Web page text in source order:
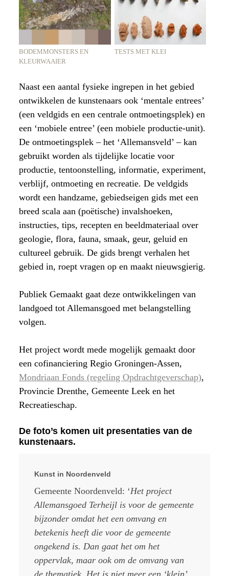
BODEMMONSTERS EN
KLEURWAAIER
TESTS MET KLEI
Naast een aantal fysieke ingrepen in het gebied
ontwikkelen de kunstenaars ook ‘mentale entrees’
(een veldgids en een centrale ontmoetingsplek) en
een ‘mobiele entree’ (een mobiele productie-unit).
De ontmoetingsplek – het ‘Allemansveld’ – kan
gebruikt worden als tijdelijke locatie voor
productie, tentoonstelling, informatie, experiment,
verblijf, ontmoeting en recreatie. De veldgids
wordt een handzame, gebiedseigen gids met een
breed scala aan (poëtische) invalshoeken,
instructies, tips, recepten en beeldmateriaal over
geologie, flora, fauna, smaak, geur, geluid en
cultureel gebruik. De gids brengt verhalen het
gebied in, roept vragen op en maakt nieuwsgierig.
Publiek Gemaakt gaat deze ontwikkelingen van
landgoed tot Allemansgoed met belangstelling
volgen.
Het project wordt mede mogelijk gemaakt door
een cofinanciering Regio Groningen-Assen,
Mondriaan Fonds (regeling Opdrachtgeverschap),
Provincie Drenthe, Gemeente Leek en het
Recreatieschap.
De foto’s komen uit presentaties van de
kunstenaars.
Kunst in Noordenveld
Gemeente Noordenveld: ‘Het project
Allemansgoed Terheijl is voor de gemeente
bijzonder omdat het een omvang en
betekenis heeft die voor de gemeente
ongekend is. Dan gaat het om het
oppervlak, maar ook om de omvang van